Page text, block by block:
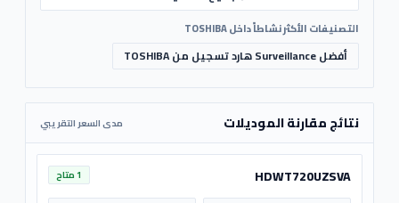
التصنيفات الأكثر نشاطاً داخل TOSHIBA
أفضل Surveillance هارد تسجيل من TOSHIBA
نتائج مقارنة الموديلات مدى السعر التقريبي
HDWT720UZSVA 1 متاح